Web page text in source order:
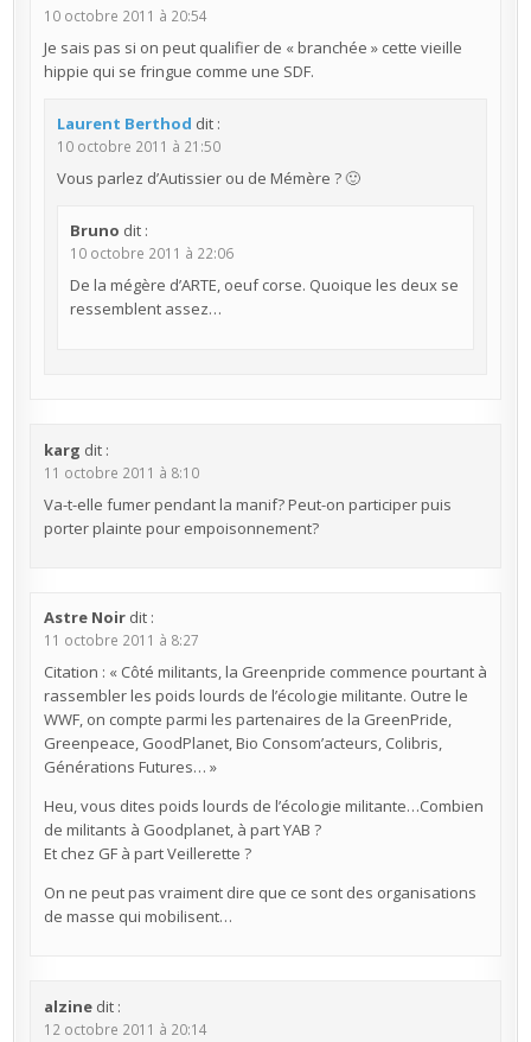
10 octobre 2011 à 20:54
Je sais pas si on peut qualifier de « branchée » cette vieille
hippie qui se fringue comme une SDF.
Laurent Berthod dit :
10 octobre 2011 à 21:50
Vous parlez d’Autissier ou de Mémère ? 🙂
Bruno dit :
10 octobre 2011 à 22:06
De la mégère d’ARTE, oeuf corse. Quoique les deux se
ressemblent assez…
karg dit :
11 octobre 2011 à 8:10
Va-t-elle fumer pendant la manif? Peut-on participer puis
porter plainte pour empoisonnement?
Astre Noir dit :
11 octobre 2011 à 8:27
Citation : « Côté militants, la Greenpride commence pourtant à
rassembler les poids lourds de l’écologie militante. Outre le
WWF, on compte parmi les partenaires de la GreenPride,
Greenpeace, GoodPlanet, Bio Consom’acteurs, Colibris,
Générations Futures… »
Heu, vous dites poids lourds de l’écologie militante…Combien
de militants à Goodplanet, à part YAB ?
Et chez GF à part Veillerette ?
On ne peut pas vraiment dire que ce sont des organisations
de masse qui mobilisent…
alzine dit :
12 octobre 2011 à 20:14